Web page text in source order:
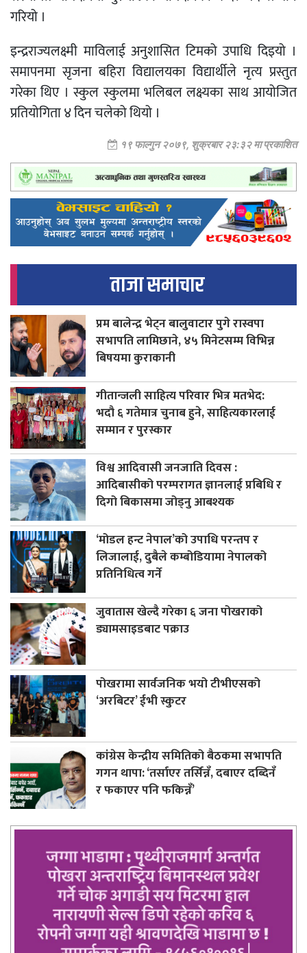
गरियो ।
इन्द्रराज्यलक्ष्मी माविलाई अनुशासित टिमको उपाधि दिइयो ।
समापनमा सृजना बहिरा विद्यालयका विद्यार्थीले नृत्य प्रस्तुत
गरेका थिए । स्कुल स्कुलमा भलिबल लक्ष्यका साथ आयोजित
प्रतियोगिता ४ दिन चलेको थियो ।
१९ फाल्गुन २०७९, शुक्रबार २३:३२ मा प्रकाशित
ताजा समाचार
प्रम बालेन्द्र भेट्न बालुवाटार पुगे रास्वपा
सभापति लामिछाने, ४५ मिनेटसम्म विभिन्न
बिषयमा कुराकानी
गीतान्जली साहित्य परिवार भित्र मतभेद:
भदौ ६ गतेमात्र चुनाब हुने, साहित्यकारलाई
सम्मान र पुरस्कार
विश्व आदिवासी जनजाति दिवस :
आदिबासीको परम्परागत ज्ञानलाई प्रबिधि र
दिगो बिकासमा जोड्नु आबश्यक
‘मोडल हन्ट नेपाल’को उपाधि परन्तप र
लिजालाई, दुबैले कम्बोडियामा नेपालको
प्रतिनिधित्व गर्ने
जुवातास खेल्दै गरेका ६ जना पोखराको
ड्यामसाइडबाट पक्राउ
पोखरामा सार्वजनिक भयो टीभीएसको
‘अरबिटर’ ईभी स्कुटर
कांग्रेस केन्द्रीय समितिको बैठकमा सभापति
गगन थापा: ‘तर्साएर तर्सिन्नँ, दबाएर दब्दिनँ
र फकाएर पनि फकिन्नँ’